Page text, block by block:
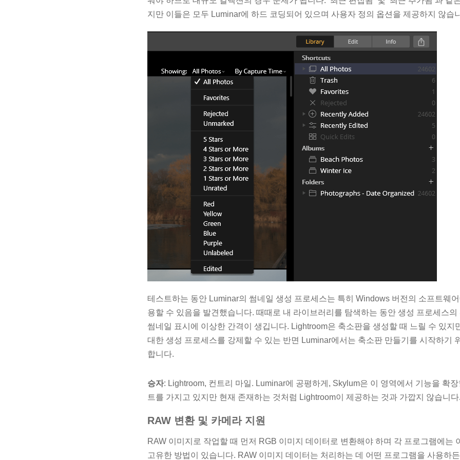
지만 이들은 모두 Luminar에 하드 코딩되어 있으며 사용자 정의 옵션을 제공하지 않습
테스트하는 동안 Luminar의 썸네일 생성 프로세스는 특히 Windows 버전의 소프트웨
용할 수 있음을 발견했습니다. 때때로 내 라이브러리를 탐색하는 동안 생성 프로세스의
썸네일 표시에 이상한 간격이 생깁니다. Lightroom은 축소판을 생성할 때 느릴 수 있지
대한 생성 프로세스를 강제할 수 있는 반면 Luminar에서는 축소판 만들기를 시작하기
합니다.
승자: Lightroom, 컨트리 마일. Luminar에 공평하게, Skylum은 이 영역에서 기능을 확장
트를 가지고 있지만 현재 존재하는 것처럼 Lightroom이 제공하는 것과 가깝지 않습니다.
RAW 변환 및 카메라 지원
RAW 이미지로 작업할 때 먼저 RGB 이미지 데이터로 변환해야 하며 각 프로그램에는
고유한 방법이 있습니다. RAW 이미지 데이터는 처리하는 데 어떤 프로그램을 사용하